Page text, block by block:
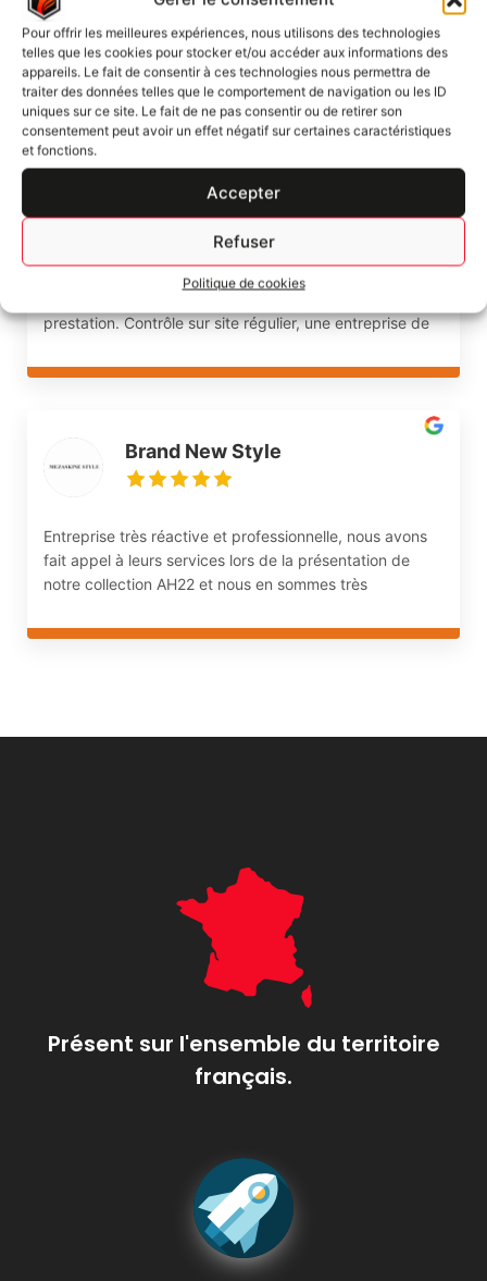
Pour offrir les meilleures expériences, nous utilisons des technologies
telles que les cookies pour stocker et/ou accéder aux informations des
appareils. Le fait de consentir à ces technologies nous permettra de
traiter des données telles que le comportement de navigation ou les ID
uniques sur ce site. Le fait de ne pas consentir ou de retirer son
consentement peut avoir un effet négatif sur certaines caractéristiques
et fonctions.
Accepter
Refuser
Politique de cookies
Entreprise sérieuse et pleine de ressources. Elle a su
s'adapter et répondre à nos besoins dans un délai
réduit. Elle a assurée sa mission de sureté et sécurité
avec une qualité optimale et du personnel qualifié.
Nous n'hésiterons pas à retravailler avec cette société.
Thomas Schmitt
Gestion des entrées et sorties sur notre plateforme
prestation. Contrôle sur site régulier, une entreprise de
exemplaire.
Brand New Style
Entreprise très réactive et professionnelle, nous avons
fait appel à leurs services lors de la présentation de
notre collection AH22 et nous en sommes très
dans leur travail. Nombreux conseils de leur part, très
Présent sur l'ensemble du territoire
français.